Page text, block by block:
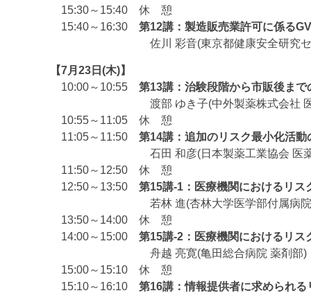
15:30～15:40 休 憩
15:40～16:30 第12講：製造販売業許可に係る
佐川 彩音(東京都健康安全研究センタ
【7月23日(木)】
10:00～10:55 第13講：治験段階から市販後まで
渡部 ゆき子(中外製薬株式会社 医薬
10:55～11:05 休 憩
11:05～11:50 第14講：追加のリスク最小化活動
石田 和彦(日本製薬工業協会 医薬品
11:50～12:50 休 憩
12:50～13:50 第15講-1：医療機関におけるリス
若林 進(杏林大学医学部付属病院
13:50～14:00 休 憩
14:00～15:00 第15講-2：医療機関におけるリス
舟越 亮寛(亀田総合病院 薬剤部)
15:00～15:10 休 憩
15:10～16:10 第16講：情報提供者に求められ